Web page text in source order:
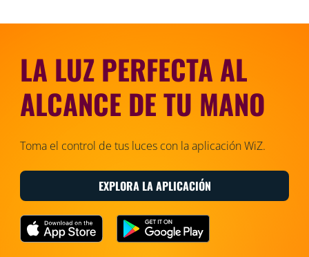
LA LUZ PERFECTA AL
ALCANCE DE TU MANO
Toma el control de tus luces con la aplicación WiZ.
EXPLORA LA APLICACIÓN